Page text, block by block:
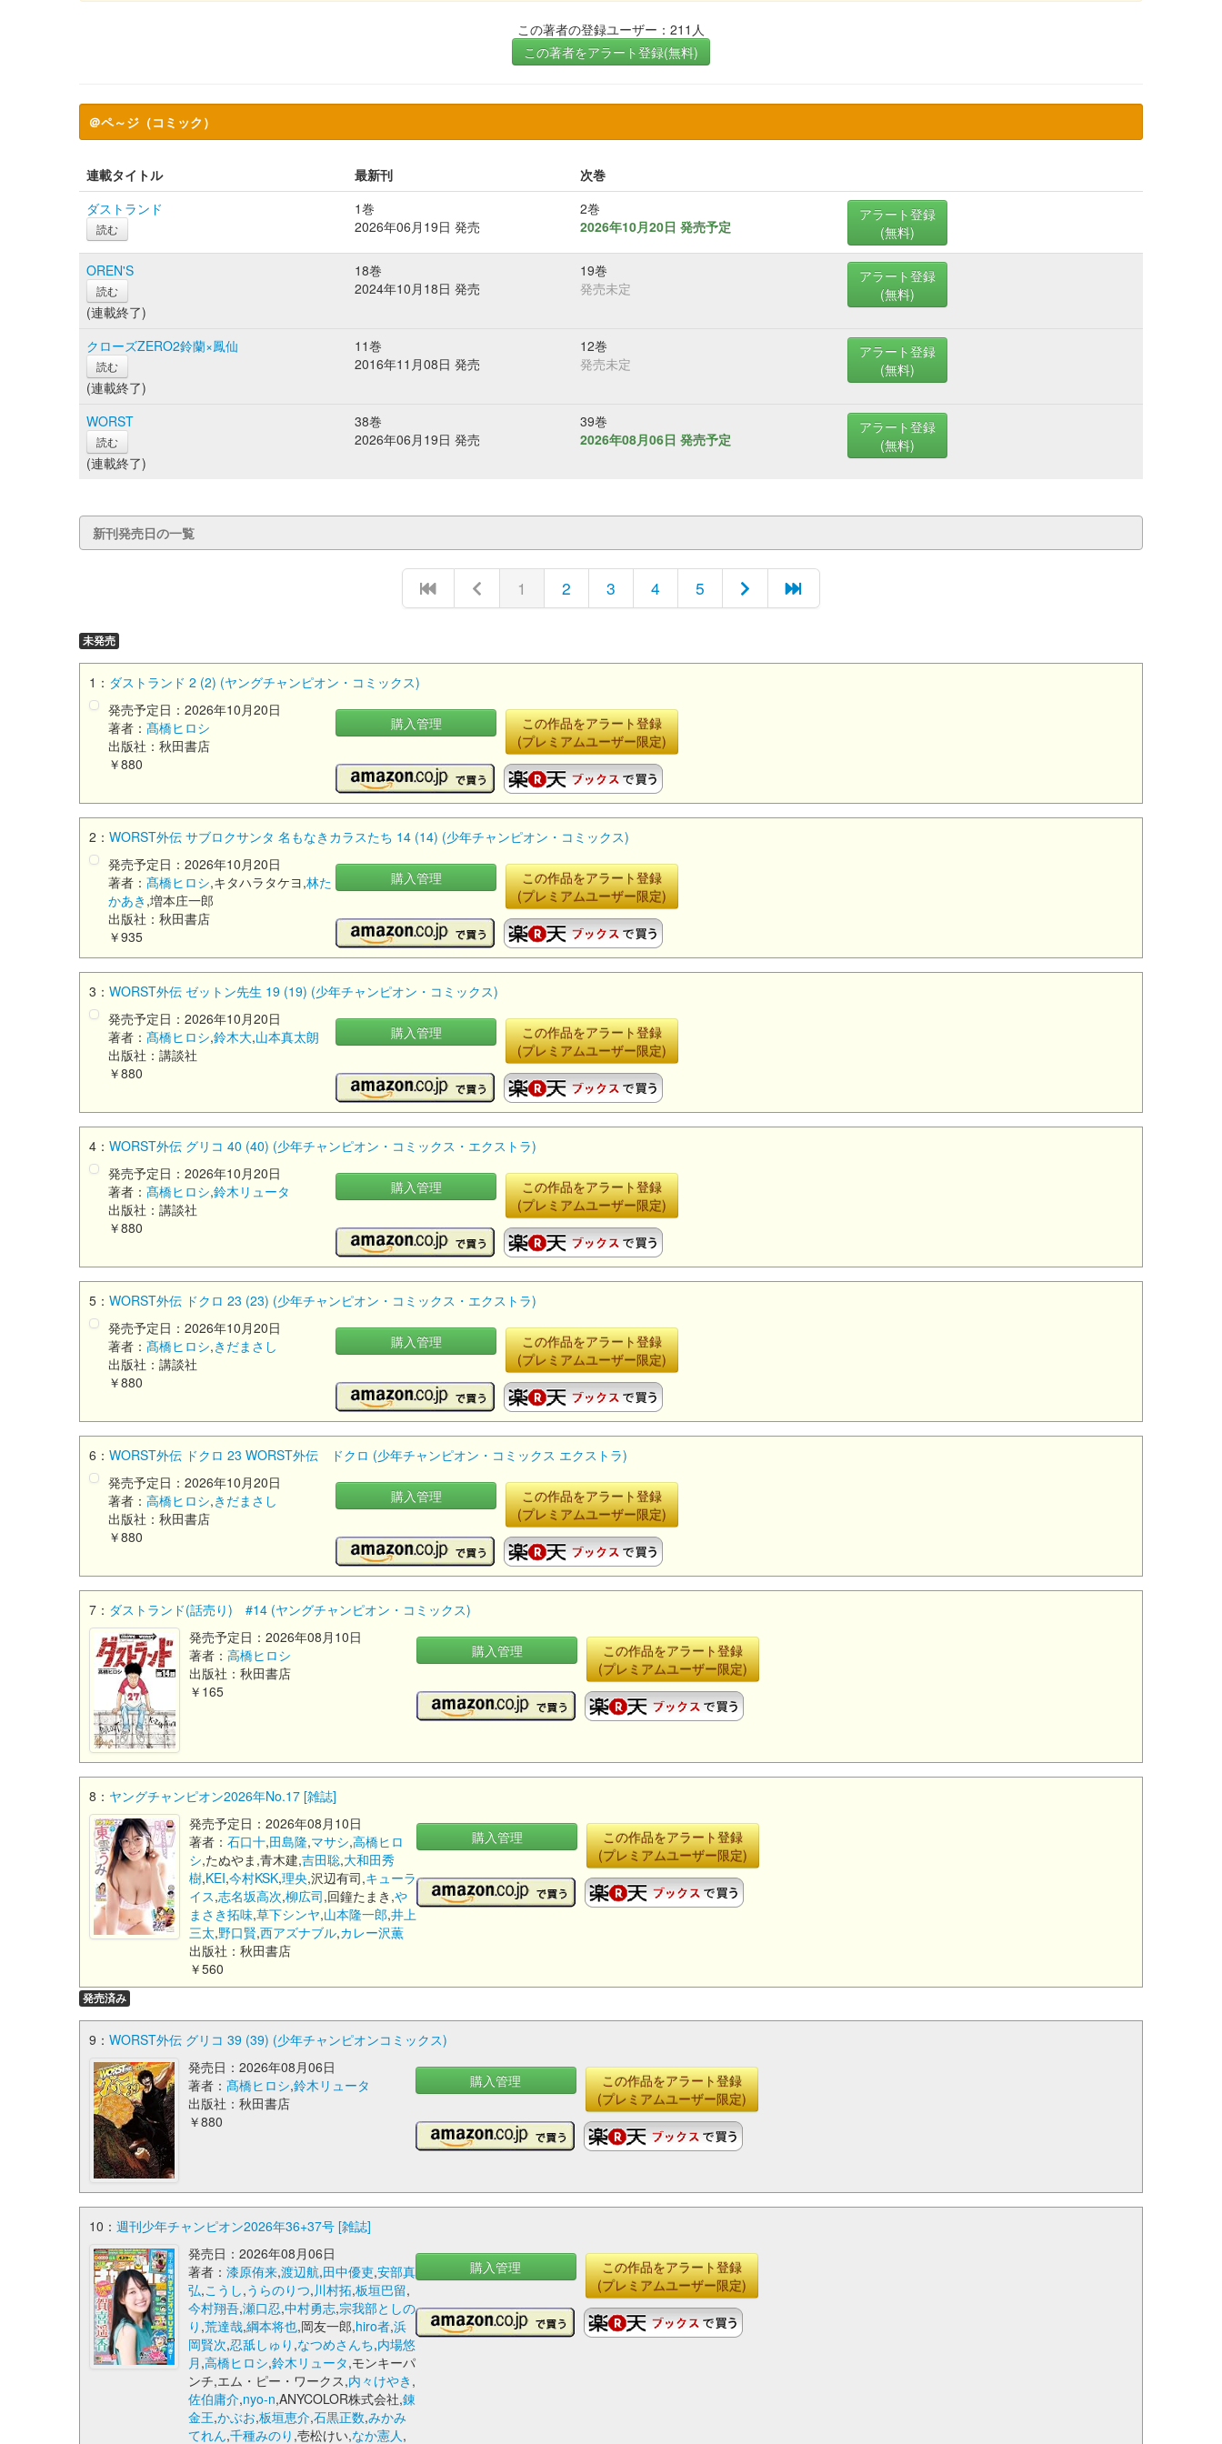
この著者の登録ユーザー：211人
この著者をアラート登録(無料)
＠ペ～ジ（コミック）
連載タイトル 最新刊
次巻
ダストランド
読む
1巻
2026年06月19日 発売
2巻
2026年10月20日 発売予定
アラート登録
(無料)
OREN'S
読む
(連載終了)
18巻
2024年10月18日 発売
19巻
発売未定
アラート登録
(無料)
クローズZERO2鈴蘭×鳳仙
読む
(連載終了)
11巻
2016年11月08日 発売
12巻
発売未定
アラート登録
(無料)
WORST
読む
(連載終了)
38巻
2026年06月19日 発売
39巻
2026年08月06日 発売予定
アラート登録
(無料)
新刊発売日の一覧
1 2 3 4 5
未発売
1： ダストランド 2 (2) (ヤングチャンピオン・コミックス)
発売予定日：2026年10月20日
著者： 髙橋ヒロシ
出版社：秋田書店
￥880
購入管理
この作品をアラート登録
(プレミアムユーザー限定)
2： WORST外伝 サブロクサンタ 名もなきカラスたち 14 (14) (少年チャンピオン・コミックス)
発売予定日：2026年10月20日
著者： 髙橋ヒロシ,キタハラタケヨ,林た
かあき ,増本庄一郎
出版社：秋田書店
￥935
購入管理
この作品をアラート登録
(プレミアムユーザー限定)
3： WORST外伝 ゼットン先生 19 (19) (少年チャンピオン・コミックス)
発売予定日：2026年10月20日
著者： 髙橋ヒロシ,鈴木大,山本真太朗
出版社：講談社
￥880
購入管理
この作品をアラート登録
(プレミアムユーザー限定)
4： WORST外伝 グリコ 40 (40) (少年チャンピオン・コミックス・エクストラ)
発売予定日：2026年10月20日
著者： 髙橋ヒロシ,鈴木リュータ
出版社：講談社
￥880
購入管理
この作品をアラート登録
(プレミアムユーザー限定)
5： WORST外伝 ドクロ 23 (23) (少年チャンピオン・コミックス・エクストラ)
発売予定日：2026年10月20日
著者： 髙橋ヒロシ,きだまさし
出版社：講談社
￥880
購入管理
この作品をアラート登録
(プレミアムユーザー限定)
6： WORST外伝 ドクロ 23 WORST外伝 ドクロ (少年チャンピオン・コミックス エクストラ)
発売予定日：2026年10月20日
著者： 高橋ヒロシ,きだまさし
出版社：秋田書店
￥880
購入管理
この作品をアラート登録
(プレミアムユーザー限定)
7： ダストランド(話売り) #14 (ヤングチャンピオン・コミックス)
発売予定日：2026年08月10日
著者：高橋ヒロシ
出版社：秋田書店
￥165
購入管理
この作品をアラート登録
(プレミアムユーザー限定)
8： ヤングチャンピオン2026年No.17 [雑誌]
発売予定日：2026年08月10日
著者：石口十,田島隆,マサシ,高橋ヒロ
シ,たぬやま,青木建,吉田聡,大和田秀
樹,KEI,今村KSK,理央,沢辺有司,キューラ
イス,志名坂高次,柳広司,回鐘たまき,や
まさき拓味,草下シンヤ,山本隆一郎,井上
三太,野口賢,西アズナブル,カレー沢薫
出版社：秋田書店
￥560
購入管理
この作品をアラート登録
(プレミアムユーザー限定)
発売済み
9： WORST外伝 グリコ 39 (39) (少年チャンピオンコミックス)
発売日：2026年08月06日
著者： 髙橋ヒロシ,鈴木リュータ
出版社：秋田書店
￥880
購入管理
この作品をアラート登録
(プレミアムユーザー限定)
10： 週刊少年チャンピオン2026年36+37号 [雑誌]
発売日：2026年08月06日
著者： 漆原侑来,渡辺航,田中優吏,安部真
弘,こうし,うらのりつ,川村拓,板垣巴留,
今村翔吾,瀬口忍,中村勇志,宗我部としの
り ,荒達哉,綱本将也,岡友一郎,hiro者,浜
岡賢次,忍舐しゅり ,なつめさんち,内場悠
月 ,高橋ヒロシ,鈴木リュータ,モンキーパ
ンチ,エム・ピー・ワークス,内々けやき ,
佐伯庸介,nyo-n,ANYCOLOR株式会社,錬
金王,かぶお,板垣恵介,石黒正数,みかみ
てれん,千種みのり ,壱松けい,なか憲人,
購入管理
この作品をアラート登録
(プレミアムユーザー限定)